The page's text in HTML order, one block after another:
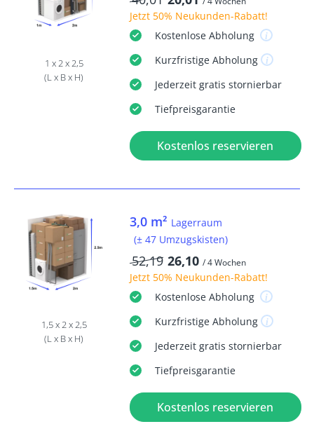
1 x 2 x 2,5
(L x B x H)
Jetzt 50% Neukunden-Rabatt!
KostenloseAbholung
KurzfristigeAbholung
Jederzeit gratis stornierbar
Tiefpreisgarantie
Kostenlos reservieren
1,5 x 2 x 2,5
(L x B x H)
3,0 m² Lagerraum
(± 47 Umzugskisten)
52,19 26,10 / 4 Wochen
Jetzt 50% Neukunden-Rabatt!
KostenloseAbholung
KurzfristigeAbholung
Jederzeit gratis stornierbar
Tiefpreisgarantie
Kostenlos reservieren